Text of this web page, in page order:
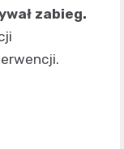
zabieg.